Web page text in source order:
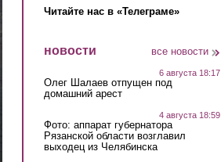
Читайте нас в «Телеграме»
новости все новости
6 августа 18:17
Олег Шалаев отпущен под
домашний арест
4 августа 18:59
Фото: аппарат губернатора
Рязанской области возглавил
выходец из Челябинска